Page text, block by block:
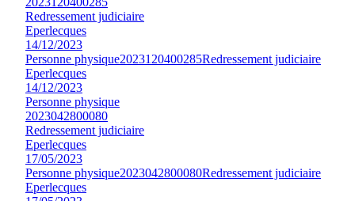
Redressement judiciaire
Eperlecques
14/12/2023
Personne physique2023120400285Redressement judiciaire
Eperlecques
14/12/2023
Personne physique
2023042800080
Redressement judiciaire
Eperlecques
17/05/2023
Personne physique2023042800080Redressement judiciaire
Eperlecques